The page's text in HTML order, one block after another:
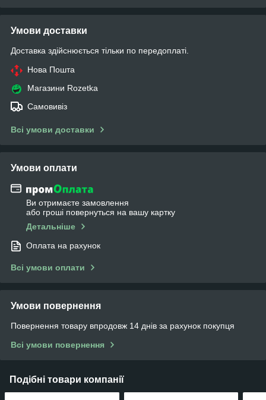
Умови доставки
Доставка здійснюється тільки по передоплаті.
Нова Пошта
Магазини Rozetka
Самовивіз
Всі умови доставки
Умови оплати
Ви отримаєте замовлення
або гроші повернуться на вашу картку
Детальніше
Оплата на рахунок
Всі умови оплати
Умови повернення
Повернення товару впродовж 14 днів за рахунок покупця
Всі умови повернення
Подібні товари компанії